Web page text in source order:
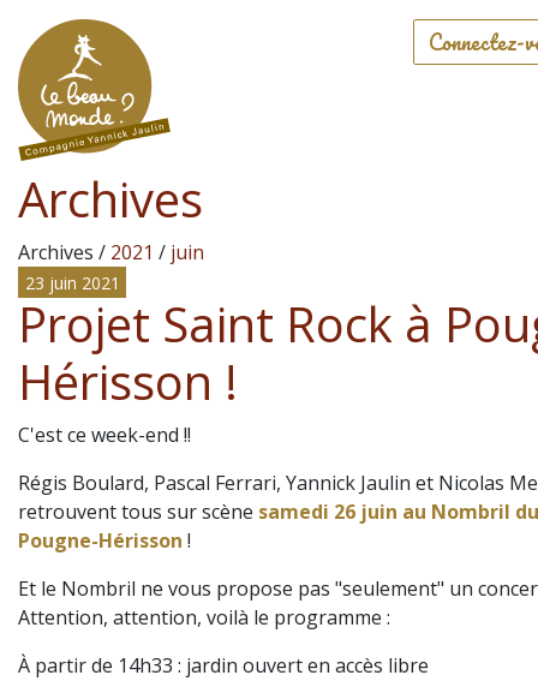
Connectez-
Archives
Archives / 2021 / juin
23 juin 2021
Projet Saint Rock à
Hérisson !
C'est ce week-end !!
Régis Boulard, Pascal Ferrari, Yannick Jaulin et Nicolas
retrouvent tous sur scène samedi 26 juin au Nombril
Pougne-Hérisson !
Et le Nombril ne vous propose pas "seulement" un
Attention, attention, voilà le programme :
À partir de 14h33 : jardin ouvert en accès libre